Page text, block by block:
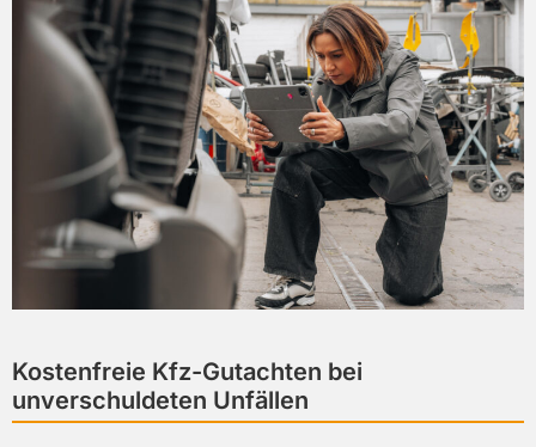
Kostenfreie Kfz-Gutacht en bei
unverschuldeten Unfällen